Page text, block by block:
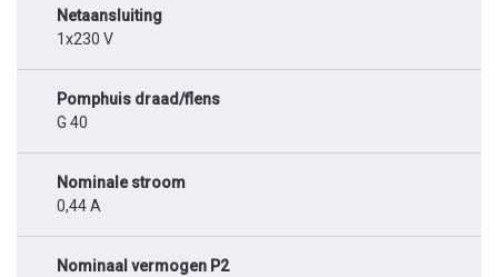
Netaansluiting
1x230 V
Pomphuis draad/flens
G 40
Nominale stroom
0,44 A
Nominaal vermogen P2